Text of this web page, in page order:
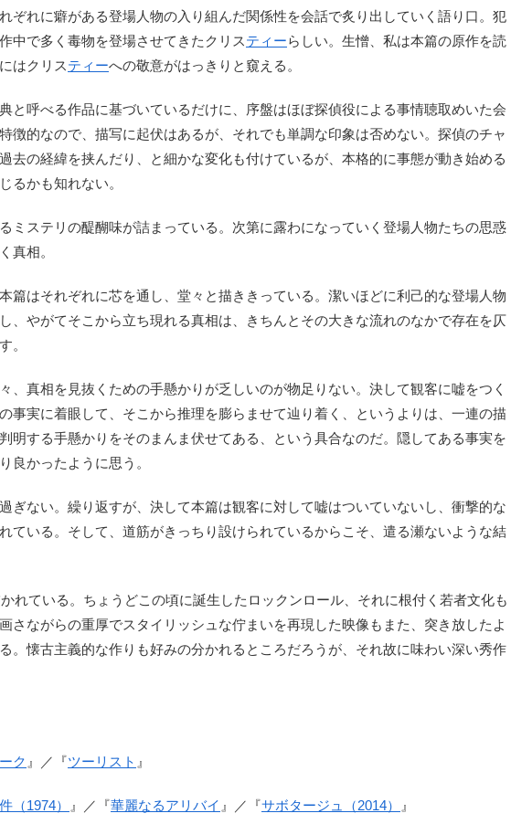
ぞれに癖がある登場人物の入り組んだ関係性を会話で炙り出していく語り口。犯
中で多く毒物を登場させてきたクリスティーらしい。生憎、私は本篇の原作を読
はクリスティーへの敬意がはっきりと窺える。
と呼べる作品に基づいているだけに、序盤はほぼ探偵役による事情聴取めいた会
徴的なので、描写に起伏はあるが、それでも単調な印象は否めない。探偵のチャ
去の経緯を挟んだり、と細かな変化も付けているが、本格的に事態が動き始める
るかも知れない。
ミステリの醍醐味が詰まっている。次第に露わになっていく登場人物たちの思惑
真相。
篇はそれぞれに芯を通し、堂々と描ききっている。潔いほどに利己的な登場人物
、やがてそこから立ち現れる真相は、きちんとその大きな流れのなかで存在を仄
。
真相を見抜くための手懸かりが乏しいのが物足りない。決して観客に嘘をつく
事実に着眼して、そこから推理を膨らませて辿り着く、というよりは、一連の描
明する手懸かりをそのまんま伏せてある、という具合なのだ。隠してある事実を
良かったように思う。
ぎない。繰り返すが、決して本篇は観客に対して嘘はついていないし、衝撃的な
ている。そして、道筋がきっちり設けられているからこそ、遣る瀬ないような結
れている。ちょうどこの頃に誕生したロックンロール、それに根付く若者文化も
さながらの重厚でスタイリッシュな佇まいを再現した映像もまた、突き放したよ
。懐古主義的な作りも好みの分かれるところだろうが、それ故に味わい深い秀作
ク 』／『ツーリスト 』
（1974） 』／『華麗なるアリバイ 』／『サボタージュ（2014） 』